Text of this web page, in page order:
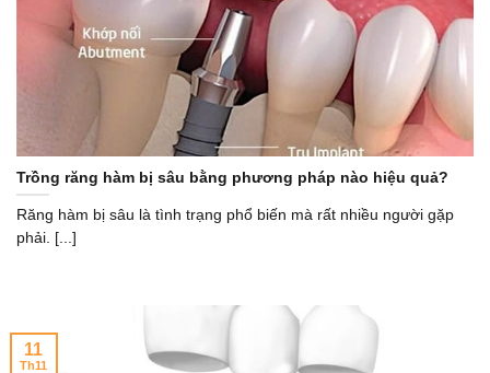
Trồng răng hàm bị sâu bằng phương pháp nào hiệu quả?
Răng hàm bị sâu là tình trạng phổ biến mà rất nhiều người gặp
phải. [...]
11
Th11